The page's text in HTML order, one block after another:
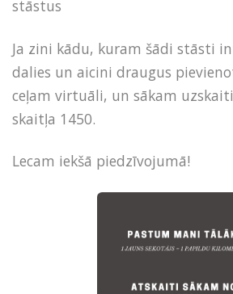
stāstus
Ja zini kādu, kuram šādi stāsti
dalies un aicini draugus
ceļam virtuāli, un sākam
skaitļa 1450.
Lecam iekšā piedzīvojumā!